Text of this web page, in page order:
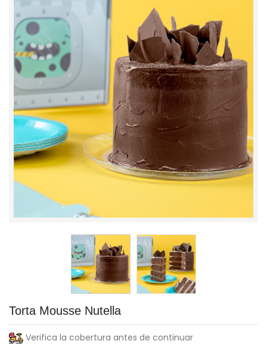
Torta Mousse Nutella
Verifica la cobertura antes de continuar